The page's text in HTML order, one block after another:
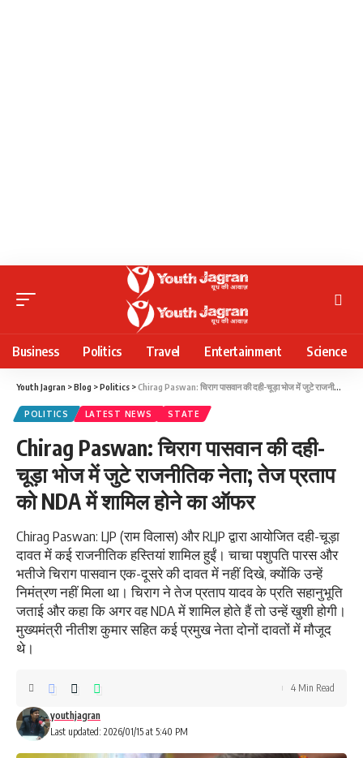
Business Politics Travel Entertainment Science
Youth Jagran >Blog >Politics >Chirag Paswan: चिराग पासवान की दही-चूड़ा भोज में जुटे राजनीतिक नेता; तेज प्रताप को NDA में शामिल होने का ऑफर
POLITICS LATEST NEWS STATE
Chirag Paswan: चिराग पासवान की दही-
चूड़ा भोज में जुटे राजनीतिक नेता; तेज प्रताप
को NDA में शामिल होने का ऑफर
Chirag Paswan: LJP (राम विलास) और RLJP द्वारा आयोजित दही-चूड़ा
दावत में कई राजनीतिक हस्तियां शामिल हुईं। चाचा पशुपति पारस और
भतीजे चिराग पासवान एक-दूसरे की दावत में नहीं दिखे, क्योंकि उन्हें
निमंत्रण नहीं मिला था। चिराग ने तेज प्रताप यादव के प्रति सहानुभूति
जताई और कहा कि अगर वह NDA में शामिल होते हैं तो उन्हें खुशी होगी।
मुख्यमंत्री नीतीश कुमार सहित कई प्रमुख नेता दोनों दावतों में मौजूद
थे।
Last updated: 2026/01/15 at 5:40 PM
youthjagran
4 Min Read